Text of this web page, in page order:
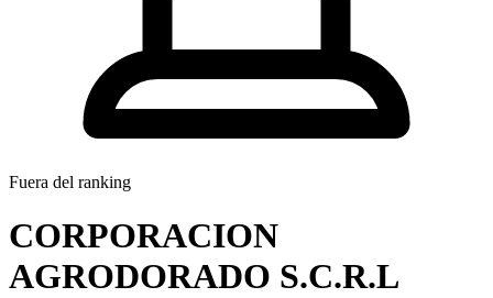
Fuera del ranking
CORPORACION
AGRODORADO S.C.R.L